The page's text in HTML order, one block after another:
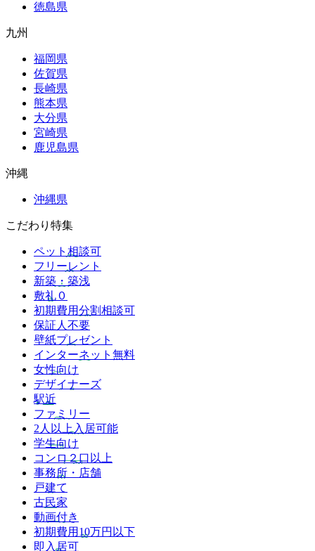
徳島県
九州
福岡県
佐賀県
長崎県
熊本県
大分県
宮崎県
鹿児島県
沖縄
沖縄県
こだわり特集
ペット相談可
フリーレント
新築・築浅
敷礼０
初期費用分割相談可
保証人不要
壁紙プレゼント
インターネット無料
女性向け
デザイナーズ
駅近
ファミリー
2人以上入居可能
学生向け
コンロ２口以上
事務所・店舗
戸建て
古民家
動画付き
初期費用10万円以下
即入居可